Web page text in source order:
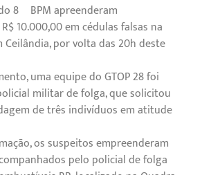
8º BPM apreenderam
10.000,00 em cédulas falsas na
Ceilândia, por volta das 20h deste
uma equipe do GTOP 28 foi
militar de folga, que solicitou
de três indivíduos em atitude
os suspeitos empreenderam
pelo policial de folga